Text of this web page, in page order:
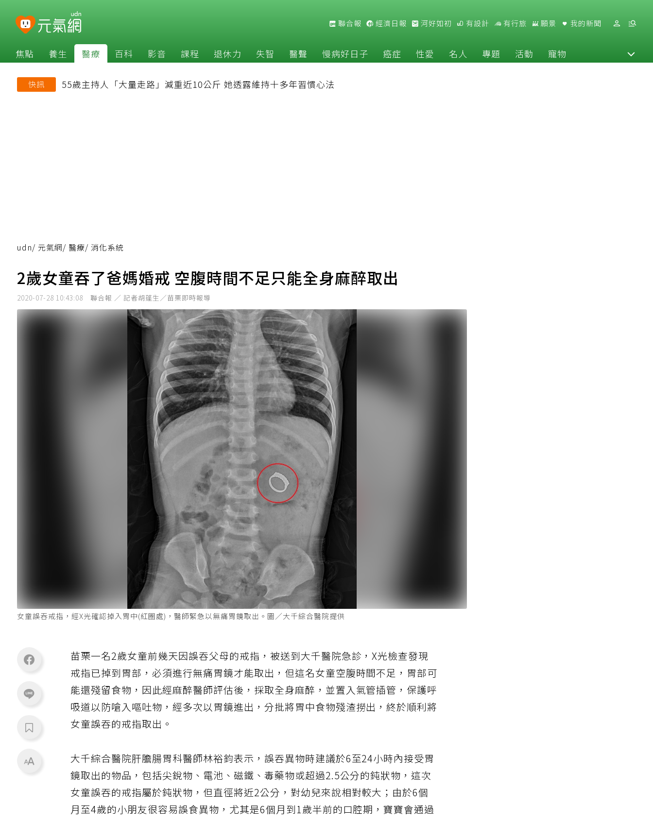
聯合報 經濟日報 河好如初 有設計 有行旅 願景 我的新聞
焦點 養生 醫療 百科 影音 課程 退休力 失智 醫聲 慢病好日子 癌症 性愛 名人 專題 活動 寵物
快訊 55歲主持人「大量走路」減重近10公斤 她透露維持十多年習慣心法
udn/ 元氣網/ 醫療/ 消化系統
2歲女童吞了爸媽婚戒 空腹時間不足只能全身麻醉取出
2020-07-28 10:43:08 聯合報 ／ 記者胡蓬生／苗栗即時報導
女童誤吞戒指，經X光確認掉入胃中(紅圈處)，醫師緊急以無痛胃鏡取出。圖／大千綜合醫院提供
苗栗一名2歲女童前幾天因誤吞父母的戒指，被送到大千醫院急診，X光檢查發現
戒指已掉到胃部，必須進行無痛胃鏡才能取出，但這名女童空腹時間不足，胃部可
能還殘留食物，因此經麻醉醫師評估後，採取全身麻醉，並置入氣管插管，保護呼
吸道以防嗆入嘔吐物，經多次以胃鏡進出，分批將胃中食物殘渣撈出，終於順利將
女童誤吞的戒指取出。
大千綜合醫院肝膽腸胃科醫師林裕鈞表示，誤吞異物時建議於6至24小時內接受胃
鏡取出的物品，包括尖銳物、電池、磁鐵、毒藥物或超過2.5公分的鈍狀物，這次
女童誤吞的戒指屬於鈍狀物，但直徑將近2公分，對幼兒來說相對較大；由於6個
月至4歲的小朋友很容易誤食異物，尤其是6個月到1歲半前的口腔期，寶寶會通過